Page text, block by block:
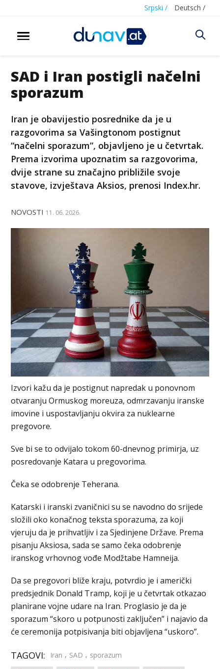
Srpski / Deutsch /
SAD i Iran postigli načelni
sporazum
Iran je obavijestio posrednike da je u
razgovorima sa Vašingtonom postignut
“načelni sporazum”, objavljeno je u četvrtak.
Prema izvorima upoznatim sa razgovorima,
dvije strane su značajno približile svoje
stavove, izvještava Aksios, prenosi Index.hr.
NOVOSTI 11. 06. 2026.
Izvori kažu da je postignut napredak u ponovnom
otvaranju Ormuskog moreuza, odmrzavanju iranske
imovine i uspostavljanju okvira za nuklearne
pregovore.
Sve bi se to odvijalo tokom 60-dnevnog primirja, uz
posredovanje Katara u pregovorima.
Čeka se odobrenje Teherana.
Katarski i iranski zvaničnici su se navodno do srijede
složili oko konačnog teksta sporazuma, za koji
vjeruju da je prihvatljiv i za Sjedinjene Države. Prema
pisanju Aksiosa, sada se samo čeka odobrenje
iranskog vrhovnog vođe Modžtabe Hamneija.
Da se ​​pregovori bliže kraju, potvrdio je i američki
predsjednik Donald Tramp, koji je u četvrtak otkazao
planirane vojne udare na Iran. Proglasio je da je
sporazum “skoro u potpunosti zaključen” i najavio da
će ceremonija potpisivanja biti objavljena “uskoro”.
TAGOVI: Iran , SAD , sporazum